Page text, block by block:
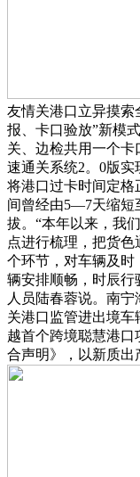
友情关港口立异摸索
报、卡口验放”新模
关、边检共用一个
速通关系统2。0版实
将港口过卡时间定格
间曾经由5—7天缩短
拔。“本年以来，我
点进行梳理，把货色
个环节，对车辆及时
辆安排顺畅，时辰行
人员陆春蓉说。南
关港口监管进出境车
越首个跨境聪慧港
合声明》，以新质出